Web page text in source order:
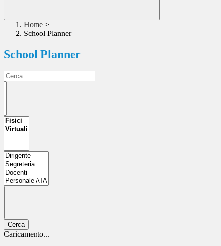
Home >
School Planner
School Planner
Cerca
Caricamento...